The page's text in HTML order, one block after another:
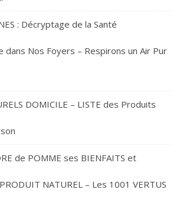
: Décryptage de la Santé
dans Nos Foyers – Respirons un Air Pur
DOMICILE – LISTE des Produits
de POMME ses BIENFAITS et
NATUREL – Les 1001 VERTUS